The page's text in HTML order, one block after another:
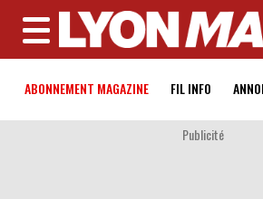
MENU
ABONNEMENT MAGAZINE FIL INFO
Publicité